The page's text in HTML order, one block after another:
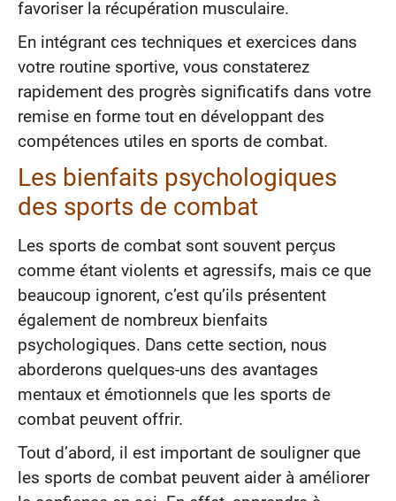
favoriser la récupération musculaire.
En intégrant ces techniques et exercices dans
votre routine sportive, vous constaterez
rapidement des progrès significatifs dans votre
remise en forme tout en développant des
compétences utiles en sports de combat.
Les bienfaits psychologiques
des sports de combat
Les sports de combat sont souvent perçus
comme étant violents et agressifs, mais ce que
beaucoup ignorent, c’est qu’ils présentent
également de nombreux bienfaits
psychologiques. Dans cette section, nous
aborderons quelques-uns des avantages
mentaux et émotionnels que les sports de
combat peuvent offrir.
Tout d’abord, il est important de souligner que
les sports de combat peuvent aider à améliorer